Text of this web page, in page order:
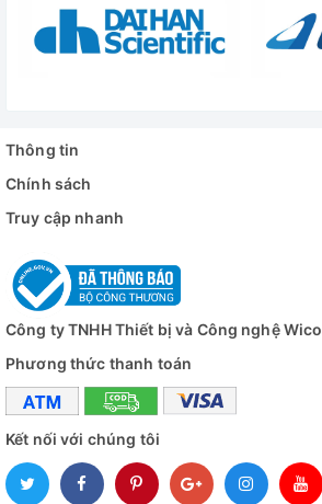
Thông tin
Chính sách
Truy cập nhanh
Công ty TNHH Thiết bị và Công nghệ Wico
Phương thức thanh toán
Kết nối với chúng tôi